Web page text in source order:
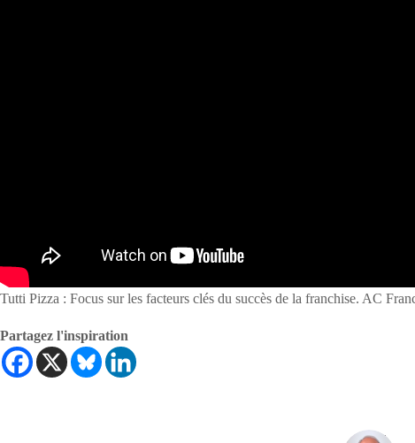
Tutti Pizza : Focus sur les facteurs clés du succès de la franchise. AC
Partagez l'inspiration